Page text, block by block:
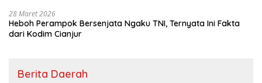
28 Maret 2026
Heboh Perampok Bersenjata Ngaku TNI, Ternyata Ini Fakta
dari Kodim Cianjur
Berita Daerah